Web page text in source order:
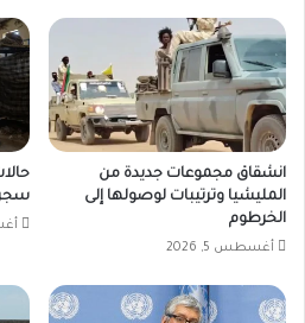
انشقاق مجموعات جديدة من
المليشيا وترتيبات لوصولها إلى
الخرطوم
أغسطس 5, 2026